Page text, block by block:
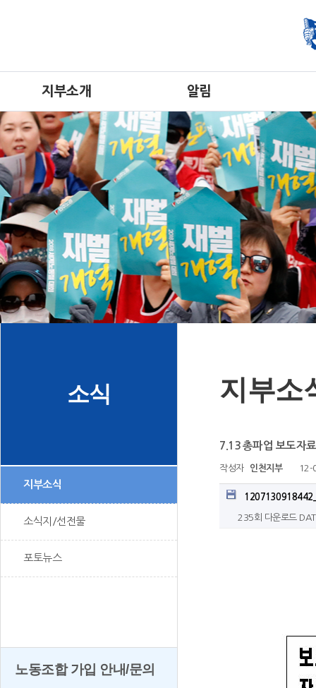
지부소개 알림
소식
지부소식
소식지/선전물
포토뉴스
노동조합 가입 안내/문의
지부소
7.13 총파업 보도자료
작성자 인천지부 12-
235회 다운로드